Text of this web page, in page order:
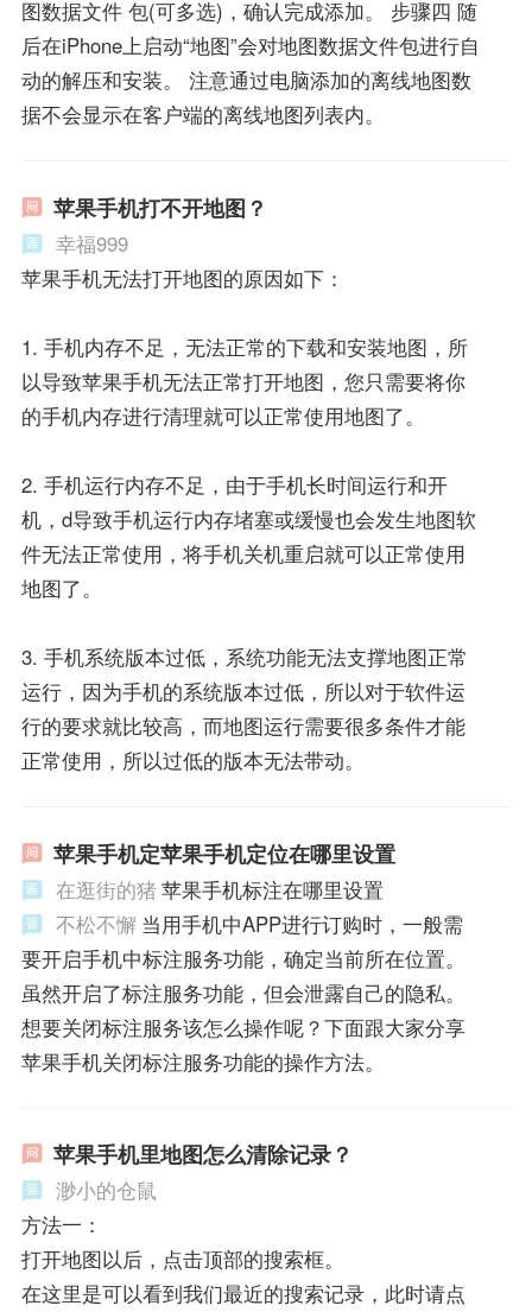
图数据文件 包(可多选)，确认完成添加。 步骤四 随
后在iPhone上启动“地图”会对地图数据文件包进行自
动的解压和安装。 注意通过电脑添加的离线地图数
据不会显示在客户端的离线地图列表内。
苹果手机打不开地图？
幸福999
苹果手机无法打开地图的原因如下：
1. 手机内存不足，无法正常的下载和安装地图，所
以导致苹果手机无法正常打开地图，您只需要将你
的手机内存进行清理就可以正常使用地图了。
2. 手机运行内存不足，由于手机长时间运行和开
机，d导致手机运行内存堵塞或缓慢也会发生地图软
件无法正常使用，将手机关机重启就可以正常使用
地图了。
3. 手机系统版本过低，系统功能无法支撑地图正常
运行，因为手机的系统版本过低，所以对于软件运
行的要求就比较高，而地图运行需要很多条件才能
正常使用，所以过低的版本无法带动。
苹果手机定苹果手机定位在哪里设置
在逛街的猪苹果手机标注在哪里设置
不松不懈 当用手机中APP进行订购时，一般需
要开启手机中标注服务功能，确定当前所在位置。
虽然开启了标注服务功能，但会泄露自己的隐私。
想要关闭标注服务该怎么操作呢？下面跟大家分享
苹果手机关闭标注服务功能的操作方法。
苹果手机里地图怎么清除记录？
渺小的仓鼠
方法一：
打开地图以后，点击顶部的搜索框。
在这里是可以看到我们最近的搜索记录，此时请点